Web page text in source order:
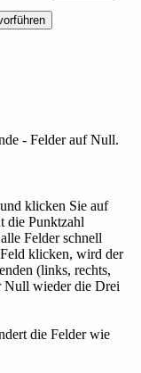
- Felder auf Null.
klicken Sie auf
die Punktzahl
Felder schnell
klicken, wird der
(links, rechts,
Null wieder die Drei
die Felder wie